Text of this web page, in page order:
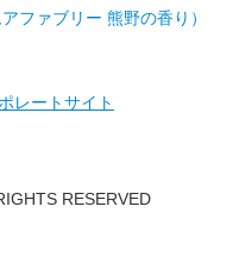
レートサイト
RESERVED